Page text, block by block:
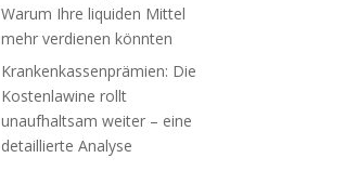
Warum Ihre liquiden Mittel
mehr verdienen könnten
Krankenkassenprämien: Die
Kostenlawine rollt
unaufhaltsam weiter – eine
detaillierte Analyse